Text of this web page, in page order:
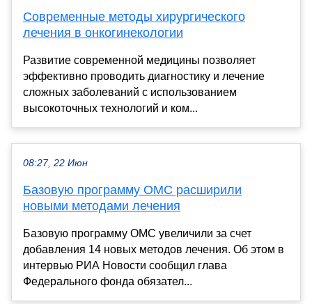
Современные методы хирургического
лечения в онкогинекологии
Развитие современной медицины позволяет
эффективно проводить диагностику и лечение
сложных заболеваний с использованием
высокоточных технологий и ком...
08:27, 22 Июн
Базовую программу ОМС расширили
новыми методами лечения
Базовую программу ОМС увеличили за счет
добавления 14 новых методов лечения. Об этом в
интервью РИА Новости сообщил глава
Федерального фонда обязател...